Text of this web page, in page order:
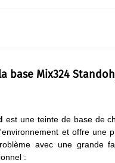
base Mix324
est une teinte de base de
et offre une
avec une grande
: